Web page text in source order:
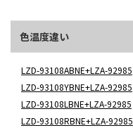
色温度違い
LZD-93108ABNE+LZA-92985
LZD-93108YBNE+LZA-92985
LZD-93108LBNE+LZA-92985
LZD-93108RBNE+LZA-92985